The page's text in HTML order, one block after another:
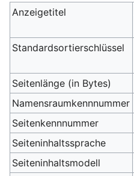
Anzeigetitel
Standardsortierschlüssel
Seitenlänge (in Bytes)
Namensraumkennnummer
Seitenkennnummer
Seiteninhaltssprache
Seiteninhaltsmodell